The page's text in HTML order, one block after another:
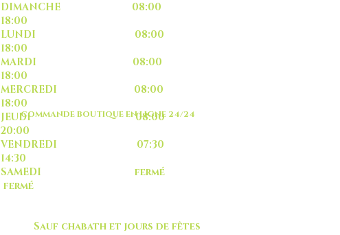
COMMANDE BOUTIQUE EN LIGNE 24/24
DIMANCHE 08:00
18:00
LUNDI 08:00
18:00
MARDI 08:00
18:00
MERCREDI 08:00
18:00
JEUDI 08:00
20:00
VENDREDI 07:30
14:30
SAMEDI fermé
fermé
Sauf chabath et jours de fêtes